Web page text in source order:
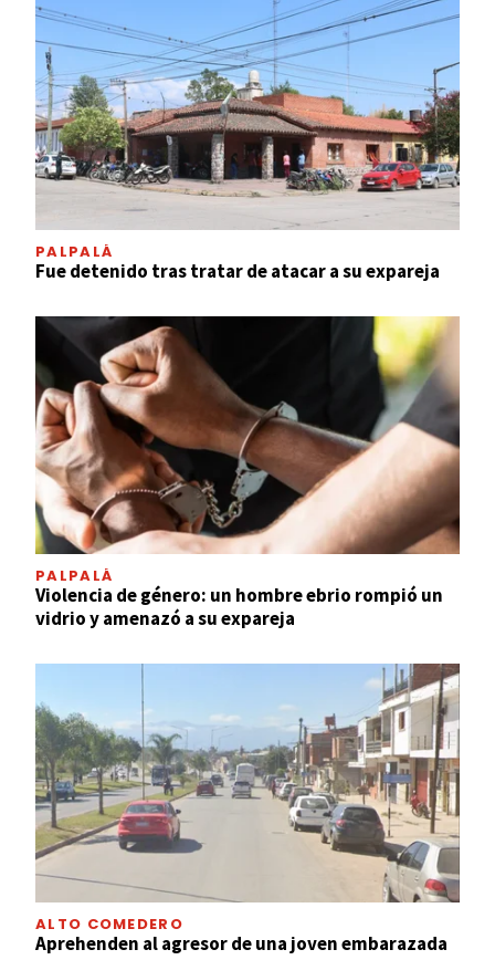
PALPALÁ
Fue detenido tras tratar de atacar a su expareja
PALPALÁ
Violencia de género: un hombre ebrio rompió un
vidrio y amenazó a su expareja
ALTO COMEDERO
Aprehenden al agresor de una joven embarazada